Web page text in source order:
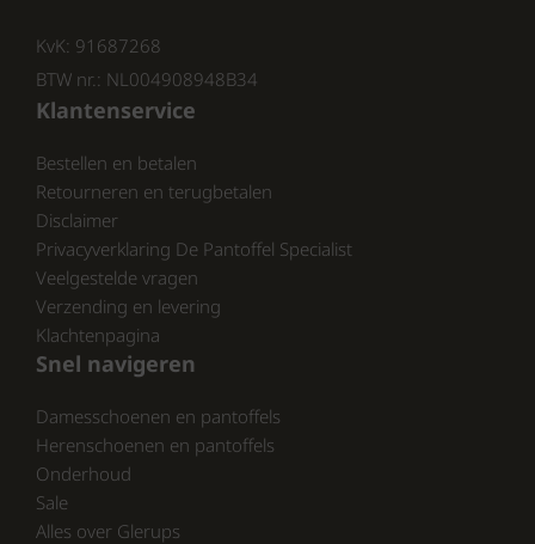
KvK: 91687268
BTW nr.: NL004908948B34
Klantenservice
Bestellen en betalen
Retourneren en terugbetalen
Disclaimer
Privacyverklaring De Pantoffel Specialist
Veelgestelde vragen
Verzending en levering
Klachtenpagina
Snel navigeren
Damesschoenen en pantoffels
Herenschoenen en pantoffels
Onderhoud
Sale
Alles over Glerups